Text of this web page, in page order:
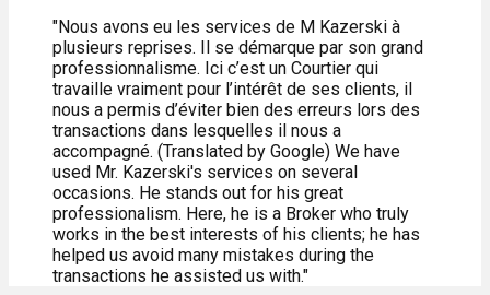
"Nous avons eu les services de M Kazerski à
plusieurs reprises. Il se démarque par son grand
professionnalisme. Ici c’est un Courtier qui
travaille vraiment pour l’intérêt de ses clients, il
nous a permis d’éviter bien des erreurs lors des
transactions dans lesquelles il nous a
accompagné. (Translated by Google) We have
used Mr. Kazerski's services on several
occasions. He stands out for his great
professionalism. Here, he is a Broker who truly
works in the best interests of his clients; he has
helped us avoid many mistakes during the
transactions he assisted us with."